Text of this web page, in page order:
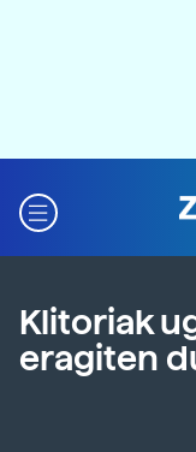
Klitoriak
eragiten